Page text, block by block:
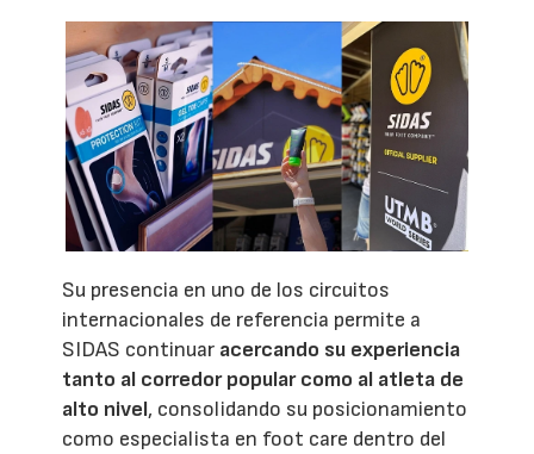
Su presencia en uno de los circuitos
internacionales de referencia permite a
SIDAS continuar acercando su experiencia
tanto al corredor popular como al atleta de
alto nivel, consolidando su posicionamiento
como especialista en foot care dentro del